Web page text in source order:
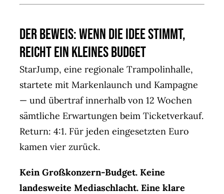
Der Beweis: Wenn die Idee stimmt,
reicht ein kleines Budget
StarJump, eine regionale Trampolinhalle,
startete mit Markenlaunch und Kampagne
— und übertraf innerhalb von 12 Wochen
sämtliche Erwartungen beim Ticketverkauf.
Return: 4:1. Für jeden eingesetzten Euro
kamen vier zurück.
Kein Großkonzern-Budget. Keine
landesweite Mediaschlacht. Eine klare